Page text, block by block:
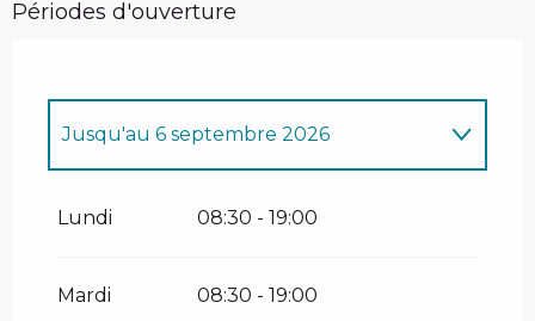
Périodes d'ouverture
Jusqu'au 6 septembre 2026
Lundi 08:30 - 19:00
Mardi 08:30 - 19:00